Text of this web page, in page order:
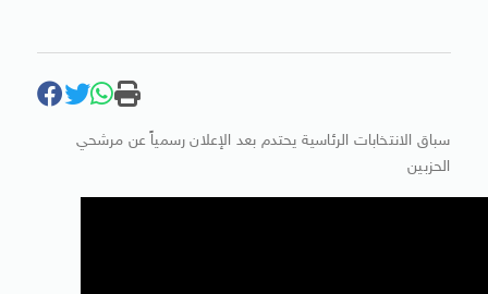
سباق الانتخابات الرئاسية يحتدم بعد الإعلان رسمياً عن مرشحي
الحزبين